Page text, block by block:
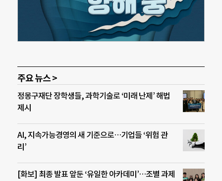
주요 뉴스 >
정몽구재단 장학생들, 과학기술로 ‘미래 난제’ 해법
제시
AI, 지속가능경영의 새 기준으로…기업들 ‘위험 관
리’
[화보] 최종 발표 앞둔 ‘유일한 아카데미’…조별 과제